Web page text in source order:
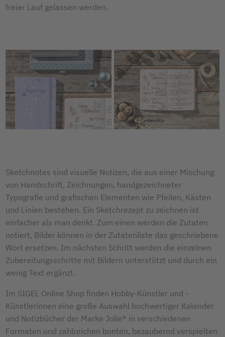
freier Lauf gelassen werden.
Sketchnotes sind visuelle Notizen, die aus einer Mischung
von Handschrift, Zeichnungen, handgezeichneter
Typografie und grafischen Elementen wie Pfeilen, Kästen
und Linien bestehen. Ein Sketchrezept zu zeichnen ist
einfacher als man denkt. Zum einen werden die Zutaten
notiert, Bilder können in der Zutatenliste das geschriebene
Wort ersetzen. Im nächsten Schritt werden die einzelnen
Zubereitungsschritte mit Bildern unterstützt und durch ein
wenig Text ergänzt.
Im SIGEL Online Shop finden Hobby-Künstler und -
Künstlerinnen eine große Auswahl hochwertiger Kalender
und Notizbücher der Marke Jolie® in verschiedenen
Formaten und zahlreichen bunten, bezaubernd verspielten